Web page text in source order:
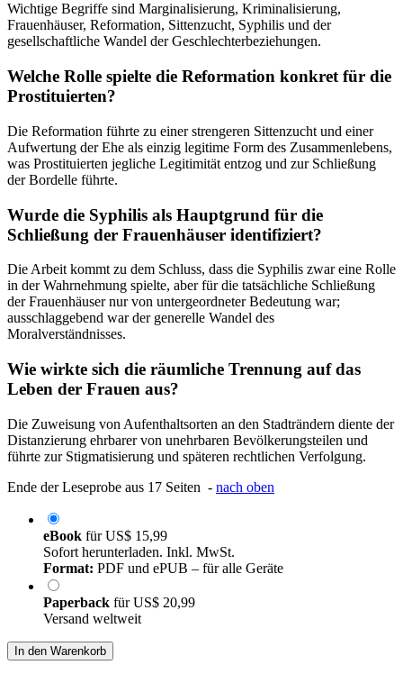
Wichtige Begriffe sind Marginalisierung, Kriminalisierung,
Frauenhäuser, Reformation, Sittenzucht, Syphilis und der
gesellschaftliche Wandel der Geschlechterbeziehungen.
Welche Rolle spielte die Reformation konkret für die
Prostituierten?
Die Reformation führte zu einer strengeren Sittenzucht und einer
Aufwertung der Ehe als einzig legitime Form des Zusammenlebens,
was Prostituierten jegliche Legitimität entzog und zur Schließung
der Bordelle führte.
Wurde die Syphilis als Hauptgrund für die
Schließung der Frauenhäuser identifiziert?
Die Arbeit kommt zu dem Schluss, dass die Syphilis zwar eine Rolle
in der Wahrnehmung spielte, aber für die tatsächliche Schließung
der Frauenhäuser nur von untergeordneter Bedeutung war;
ausschlaggebend war der generelle Wandel des
Moralverständnisses.
Wie wirkte sich die räumliche Trennung auf das
Leben der Frauen aus?
Die Zuweisung von Aufenthaltsorten an den Stadträndern diente der
Distanzierung ehrbarer von unehrbaren Bevölkerungsteilen und
führte zur Stigmatisierung und späteren rechtlichen Verfolgung.
Ende der Leseprobe aus 17 Seiten - nach oben
eBook fürUS$ 15,99
Sofort herunterladen. Inkl. MwSt.
Format: PDF und ePUB – für alle Geräte
Paperback fürUS$ 20,99
Versand weltweit
In den Warenkorb